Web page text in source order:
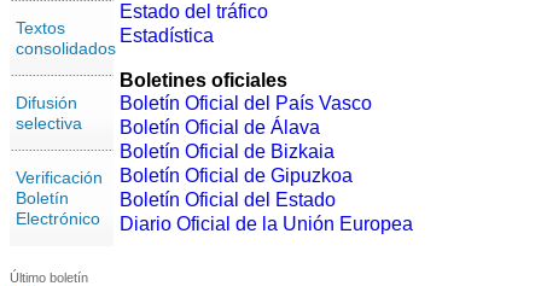
Textos
consolidados
Difusión
selectiva
Verificación
Boletín
Electrónico
Último boletín
Estado del tráfico
Estadística
Boletines oficiales
Boletín Oficial del País Vasco
Boletín Oficial de Álava
Boletín Oficial de Bizkaia
Boletín Oficial de Gipuzkoa
Boletín Oficial del Estado
Diario Oficial de la Unión Europea